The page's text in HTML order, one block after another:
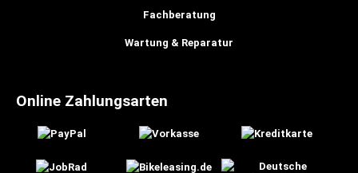
Fachberatung
Wartung & Reparatur
Online Zahlungsarten